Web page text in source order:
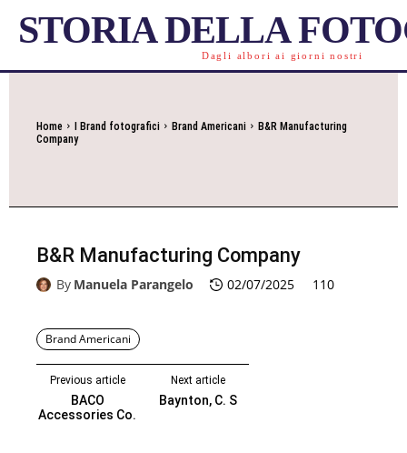
STORIA DELLA
Dagli albori ai giorni nostri
Home I Brand fotografici Brand Americani
B&R Manufacturing
Company
B&R Manufacturing Company
By Manuela Parangelo 02/07/2025 110
Brand Americani
Previous article
BACO
Accessories Co.
Next article
Baynton, C. S